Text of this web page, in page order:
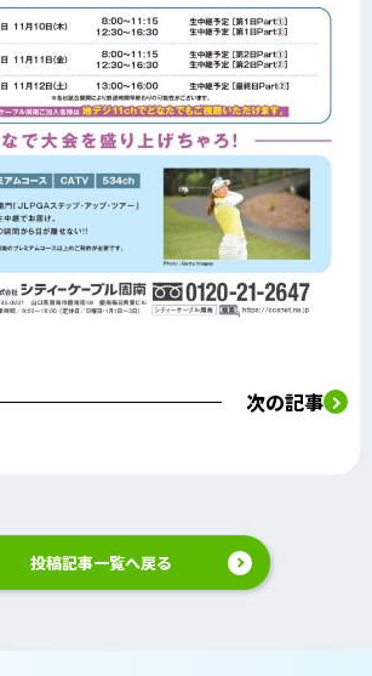
次の記事
投稿記事一覧へ戻る